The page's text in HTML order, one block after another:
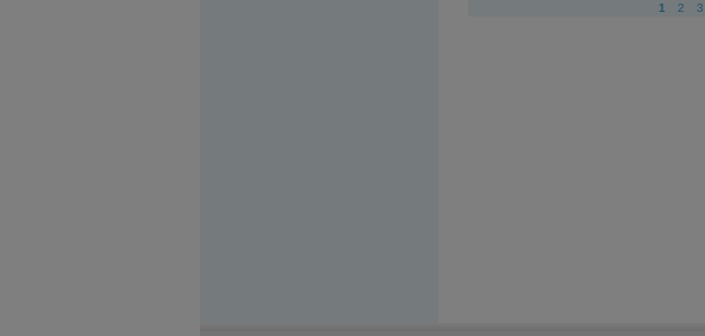
1 2 3